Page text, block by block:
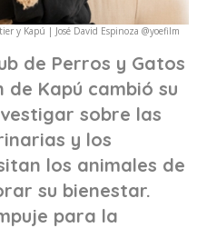
y Kapú | José David Espinoza @yoefilm
de Perros y Gatos
Kapú cambió su
sobre las
y los
los animales de
su bienestar.
para la